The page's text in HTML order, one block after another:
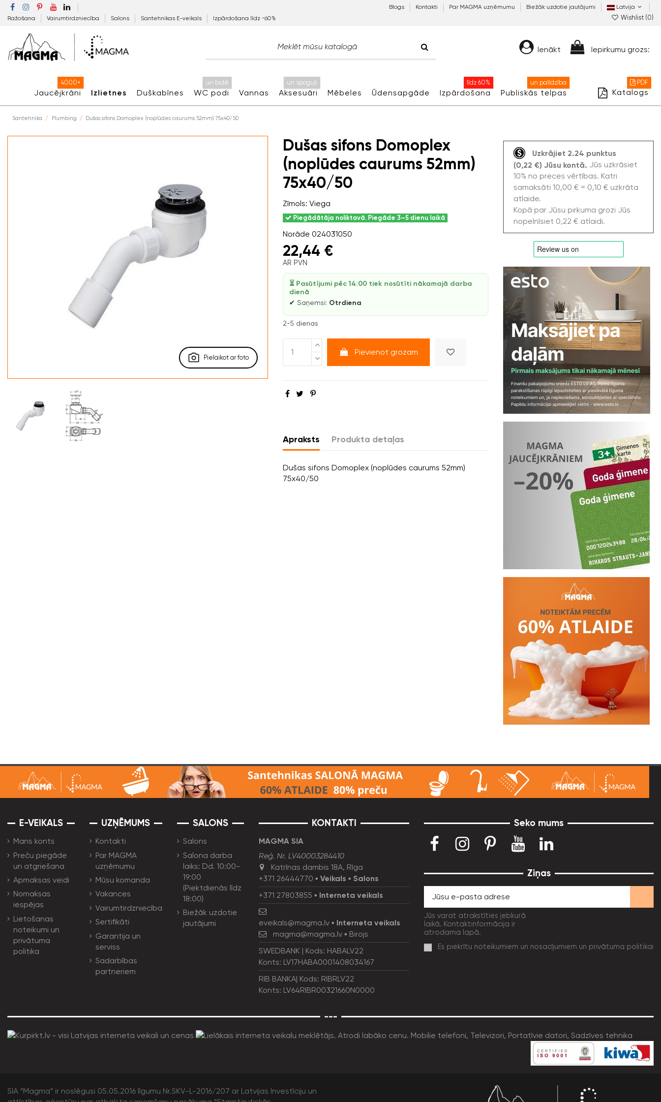
Ražošana Vairumtirdzniecība Salons Santehnikas E-veikals Izpārdošana līdz −60%
Blogs Kontakti Par MAGMA uzņēmumu Biežāk uzdotie jautājumi Latvija
Wishlist (0)
Ienākt Iepirkumu grozs:
Jaucējkrāni
4000+
Izlietnes Duškabīnes WC podi
un bidē
Vannas Aksesuāri
un spoguļi
Mēbeles Ūdensapgāde Izpārdošana
līdz 60%
Publiskās telpas
un palīdzība
Katalogs
PDF
Santehnika Plumbing Dušas sifons Domoplex (noplūdes caurums 52mm) 75x40/50
Pielaikot ar foto
Dušas sifons Domoplex
(noplūdes caurums 52mm)
75x40/50
Zīmols: Viega
Piegādātāja noliktavā. Piegāde 3–5 dienu laikā
Norāde 024031050
22,44 €
AR PVN
⏳ Pasūtījumi pēc 14:00 tiek nosūtīti nākamajā darba
dienā
✔ Saņemsi: Otrdiena
2-5 dienas
Pievienot grozam
Apraksts Produkta detaļas
Dušas sifons Domoplex (noplūdes caurums 52mm)
75x40/50
Uzkrājiet 2.24 punktus
(0,22 €) Jūsu kontā. Jūs uzkrāsiet
10% no preces vērtības. Katri
samaksāti 10,00 € = 0,10 € uzkrāta
atlaide.
Kopā par Jūsu pirkuma grozi Jūs
nopelnīsiet 0,22 € atlaidi.
E-VEIKALS
Mans konts
Preču piegāde
un atgriešana
Apmaksas veidi
Nomaksas
iespējas
Lietošanas
noteikumi un
privātuma
politika
UZŅĒMUMS
Kontakti
Par MAGMA
uzņēmumu
Mūsu komanda
Vakances
Vairumtirdzniecība
Sertifikāti
Garantija un
serviss
Sadarbības
partneriem
SALONS
Salons
Salona darba
laiks: Dd. 10:00-
19:00
(Piektdienās līdz
18:00)
Biežāk uzdotie
jautājumi
KONTAKTI
MAGMA SIA
Reģ. Nr. LV40003284410
Katrīnas dambis 18A, Rīga
+371 26444770 ▪ Veikals ▪ Salons
+371 27803855 ▪ Interneta veikals
eveikals@magma.lv ▪ Interneta veikals
magma@magma.lv▪ Birojs
SWEDBANK | Kods: HABALV22
Konts: LV17HABA0001408034167
RIB BANKA| Kods: RIBRLV22
Konts: LV64RIBR00321660N0000
Seko mums
Ziņas
Jūs varat atrakstīties jebkurā
laikā. Kontaktinformācija ir
atrodama lapā.
Es piekrītu noteikumiem un nosacījumiem un privātuma politikai
---
SIA “Magma” ir noslēgusi 05.05.2016 līgumu Nr.SKV-L-2016/207 ar Latvijas Investīciju un